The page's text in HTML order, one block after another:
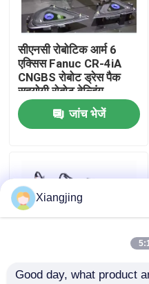
हमारे बारे में
कारखाना भ्रमण
गुणवत्ता नियंत्रण
ब्लॉग
औद्योगिक रोबोट बांह
सीएनसी रोबोटिक आर्म 6
एक्सिस Fanuc CR-4iA
CNGBS रोबोट ड्रेस पैक
सहयोगी रोबोट वेल्डिंग
जांच भेजें
Xiangjing
Good day, what product